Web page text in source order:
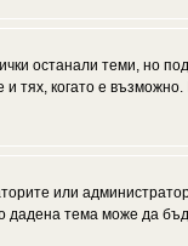
останали теми,
и тях, когато е
или
дадена тема може да